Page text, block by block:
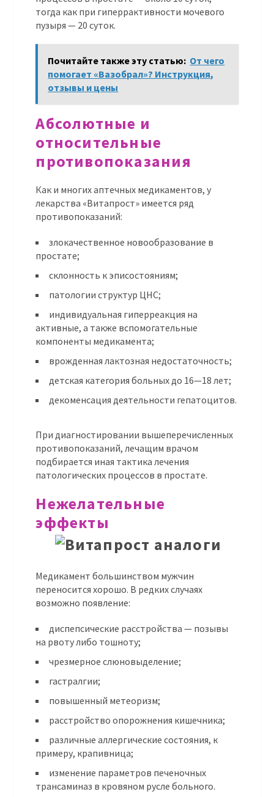
тогда как при гиперрактивности мочевого
пузыря — 20 суток.
Почитайте также эту статью: От чего
помогает «Вазобрал»? Инструкция,
отзывы и цены
Абсолютные и
относительные
противопоказания
Как и многих аптечных медикаментов, у
лекарства «Витапрост» имеется ряд
противопоказаний:
злокачественное новообразование в
простате;
склонность к эписостояниям;
патологии структур ЦНС;
индивидуальная гиперреакция на
активные, а также вспомогательные
компоненты медикамента;
врожденная лактозная недостаточность;
детская категория больных до 16—18 лет;
декоменсация деятельности гепатоцитов.
При диагностировании вышеперечисленных
противопоказаний, лечащим врачом
подбирается иная тактика лечения
патологических процессов в простате.
Нежелательные
эффекты
Медикамент большинством мужчин
переносится хорошо. В редких случаях
возможно появление:
диспепсические расстройства — позывы
на рвоту либо тошноту;
чрезмерное слюновыделение;
гастралгии;
повышенный метеоризм;
расстройство опорожнения кишечника;
различные аллергические состояния, к
примеру, крапивница;
изменение параметров печеночных
трансаминаз в кровяном русле больного.